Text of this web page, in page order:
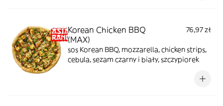
Korean Chicken BBQ
(MAX)
76,97 zł
sos Korean BBQ, mozzarella, chicken strips,
cebula, sezam czarny i biały, szczypiorek